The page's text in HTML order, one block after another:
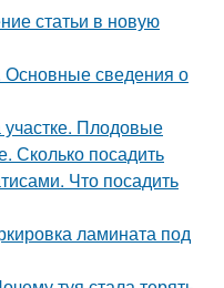
статьи в новую
Основные сведения о
участке. Плодовые
Сколько посадить
Что посадить
ламината под